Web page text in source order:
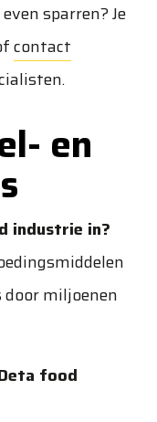
sparren? Je
contact
en
industrie in?
miljoenen
food